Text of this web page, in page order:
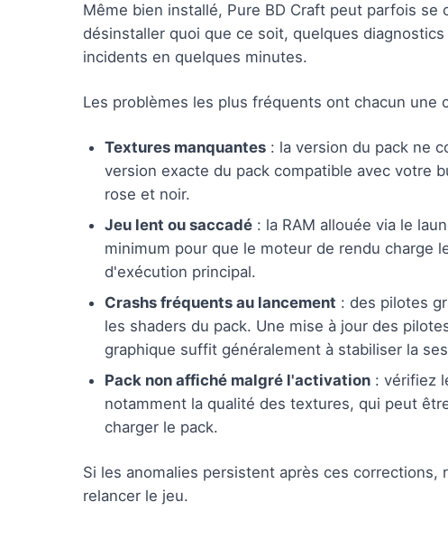
Même bien installé, Pure BD Craft peut parfois
désinstaller quoi que ce soit, quelques
incidents en quelques minutes.
Les problèmes les plus fréquents ont chacun une
Textures manquantes : la version du pack ne
version exacte du pack compatible avec votre
rose et noir.
Jeu lent ou saccadé : la RAM allouée via le
minimum pour que le moteur de rendu charge
d'exécution principal.
Crashs fréquents au lancement : des pilotes
les shaders du pack. Une mise à jour des
graphique suffit généralement à stabiliser la
Pack non affiché malgré l'activation : vérifiez
notamment la qualité des textures, qui peut
charger le pack.
Si les anomalies persistent après ces corrections,
relancer le jeu.